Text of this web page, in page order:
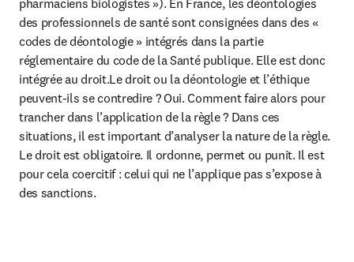
pharmaciens biologistes »). En France, les déontologies
des professionnels de santé sont consignées dans des «
codes de déontologie » intégrés dans la partie
réglementaire du code de la Santé publique. Elle est donc
intégrée au droit.Le droit ou la déontologie et l’éthique
peuvent-ils se contredire ? Oui. Comment faire alors pour
trancher dans l’application de la règle ? Dans ces
situations, il est important d’analyser la nature de la règle.
Le droit est obligatoire. Il ordonne, permet ou punit. Il est
pour cela coercitif : celui qui ne l’applique pas s’expose à
des sanctions.